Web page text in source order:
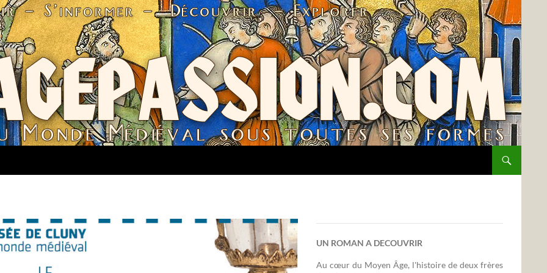
UN ROMAN A DECOUVRIR
Au cœur du Moyen Âge, l'histoire de deux frères